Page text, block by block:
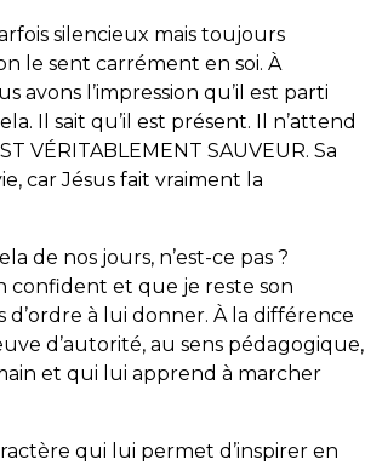
silencieux mais toujours
le sent carrément en soi. À
avons l’impression qu’il est parti
Il sait qu’il est présent. Il n’attend
VÉRITABLEMENT SAUVEUR. Sa
car Jésus fait vraiment la
de nos jours, n’est-ce pas ?
confident et que je reste son
d’ordre à lui donner. À la différence
d’autorité, au sens pédagogique,
et qui lui apprend à marcher
qui lui permet d’inspirer en